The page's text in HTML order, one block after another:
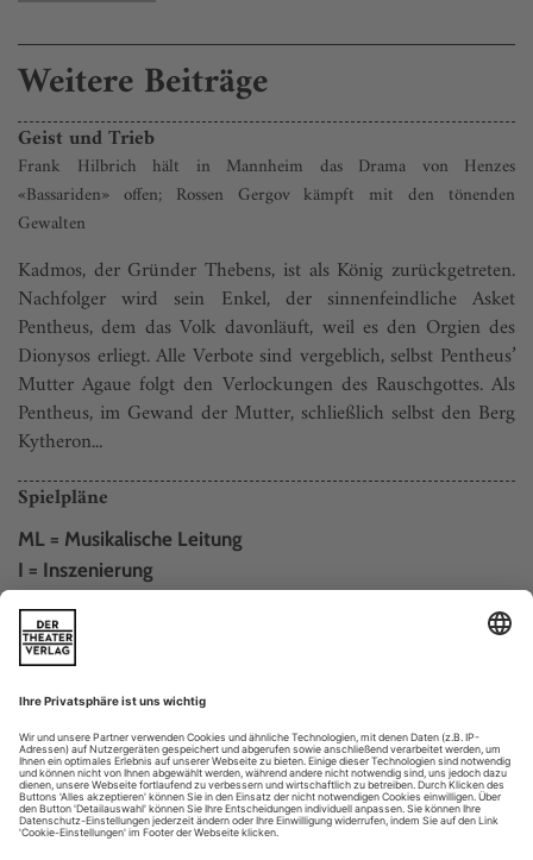
Weitere Beiträge
Geist und Trieb
Frank Hilbrich hält in Mannheim das Drama von Henzes
«Bassariden» offen; Rossen Gergov kämpft mit den tönenden
Gewalten
Kadmos, der Gründer Thebens, ist als König zurückgetreten.
Nachfolger wird sein Enkel, der sinnenfeindliche Asket
Pentheus, dem das Volk davonläuft, weil es den Orgien des
Dionysos erliegt. Alle Verbote sind vergeblich, selbst Pentheus’
Mutter Agaue folgt den Verlockungen des Rauschgottes. Als
Pentheus, im Gewand der Mutter, schließlich selbst den Berg
Kytheron...
Spielpläne
ML = Musikalische Leitung
I = Inszenierung
K = Kostüme
C = Chor
S = Solisten
AP = A-Premiere
BP = B-Premiere
UA = Uraufführung